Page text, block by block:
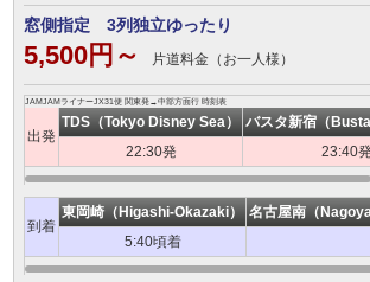
窓側指定 3列独立ゆったり
5,500円～ 片道料金（お一人様）
JAMJAMライナーJX31便 関東発→中部方面行 時刻表
出発
TDS（Tokyo Disney Sea） バスタ新宿（
22:30発
23:40発
到着
東岡崎（Higashi-Okazaki）
名古屋南（
5:40頃着